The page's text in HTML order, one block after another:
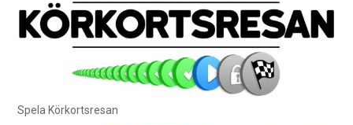
Spela Körkortsresan